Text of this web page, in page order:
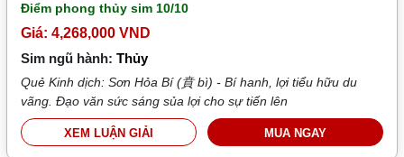
Điểm phong thủy sim 10/10
Giá: 4,268,000 VND
Sim ngũ hành:Thủy
Quẻ Kinh dịch: Sơn Hỏa Bí (賁 bì) - Bí hanh, lợi tiểu hữu du
vãng. Đạo văn sức sáng sủa lợi cho sự tiến lên
XEM LUẬN GIẢI MUA NGAY